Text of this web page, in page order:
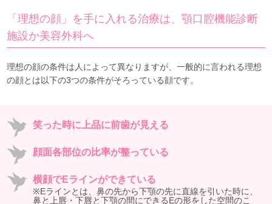
「理想の顔」を手に入れる治療は、顎口腔機能診断
施設か美容外科へ
理想の顔の条件は人によって異なりますが、一般的に言われる理想
の顔とは以下の3つの条件がそろっている顔です。
笑った時に上品に前歯が見える
顔面各部位の比率が整っている
横顔でEラインができている
※Eラインとは、鼻の先から下顎の先に直線を引いた時に、
鼻と上唇・下唇と下顎の間にできるEの形をした空間のこ